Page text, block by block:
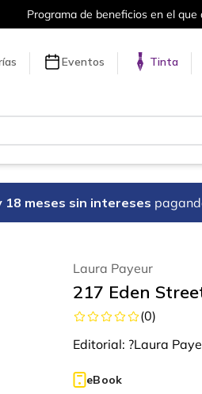
en el que acumulas puntos en cada
Eventos Tinta
18 meses sin intereses
Laura Payeur
217 Eden
(0)
Editorial: ?Laura
eBook